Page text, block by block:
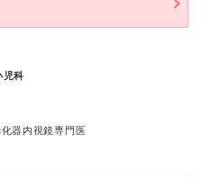
児科
器内視鏡専門医